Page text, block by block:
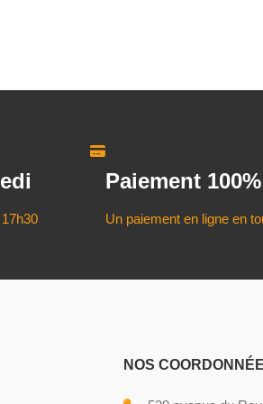
Paiement
Un paiement en ligne en
NOS